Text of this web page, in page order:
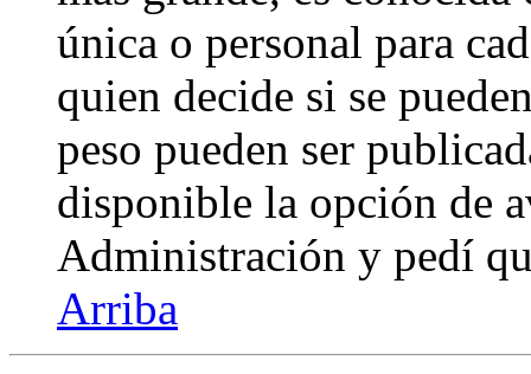
única o personal para
quien decide si se
peso pueden ser
disponible la opción de
Administración y pedí
Arriba